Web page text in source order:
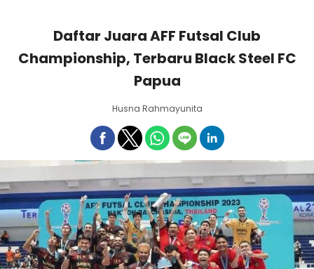
Daftar Juara AFF Futsal Club
Championship, Terbaru Black Steel FC
Papua
Husna Rahmayunita